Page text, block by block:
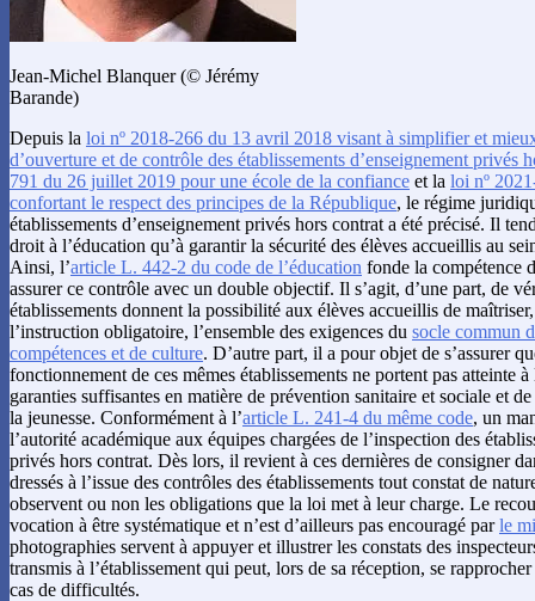
Jean-Michel Blanquer (© Jérémy
Barande)
Depuis la loi nº 2018-266 du 13 avril 2018 visant à simplifier et
d’ouverture et de contrôle des établissements d’enseignement privés
791 du 26 juillet 2019 pour une école de la confiance et la loi nº
confortant le respect des principes de la République, le régime
établissements d’enseignement privés hors contrat a été précisé. Il
droit à l’éducation qu’à garantir la sécurité des élèves accueillis au
Ainsi, l’article L. 442-2 du code de l’éducation fonde la compétence
assurer ce contrôle avec un double objectif. Il s’agit, d’une part, de
établissements donnent la possibilité aux élèves accueillis de
l’instruction obligatoire, l’ensemble des exigences du socle commun
compétences et de culture. D’autre part, il a pour objet de s’assurer
fonctionnement de ces mêmes établissements ne portent pas atteinte
garanties suffisantes en matière de prévention sanitaire et sociale et
la jeunesse. Conformément à l’article L. 241-4 du même code, un
l’autorité académique aux équipes chargées de l’inspection des
privés hors contrat. Dès lors, il revient à ces dernières de consigner
dressés à l’issue des contrôles des établissements tout constat de
observent ou non les obligations que la loi met à leur charge. Le
vocation à être systématique et n’est d’ailleurs pas encouragé parle
photographies servent à appuyer et illustrer les constats des
transmis à l’établissement qui peut, lors de sa réception, se
cas de difficultés.